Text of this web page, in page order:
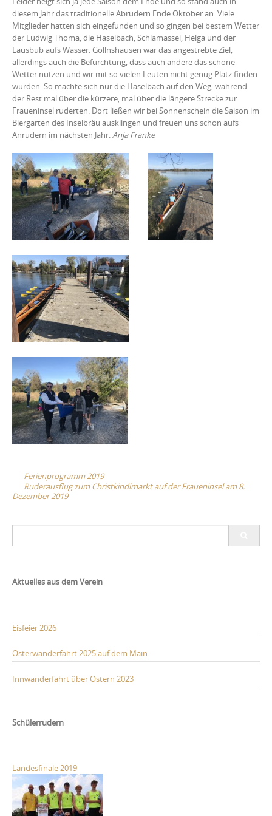
diesem Jahr das traditionelle Abrudern Ende Oktober an. Viele
Mitglieder hatten sich eingefunden und so gingen bei bestem Wetter
der Ludwig Thoma, die Haselbach, Schlamassel, Helga und der
Lausbub aufs Wasser. Gollnshausen war das angestrebte Ziel,
allerdings auch die Befürchtung, dass auch andere das schöne
Wetter nutzen und wir mit so vielen Leuten nicht genug Platz finden
würden. So machte sich nur die Haselbach auf den Weg, während
der Rest mal über die kürzere, mal über die längere Strecke zur
Fraueninsel ruderten. Dort ließen wir bei Sonnenschein die Saison im
Biergarten des Inselbräu ausklingen und freuen uns schon aufs
Anrudern im nächsten Jahr.Anja Franke
Post
navigation
Ferienprogramm 2019
Ruderausflug zum Christkindlmarkt auf der Fraueninsel am 8.
Dezember 2019
Aktuelles aus dem Verein
Eisfeier 2026
Osterwanderfahrt 2025 auf dem Main
Innwanderfahrt über Ostern 2023
Schülerrudern
Landesfinale 2019